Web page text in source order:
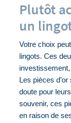
Plutôt
un
Votre choix
lingots. Ces
Les pièces
doute pour
souvenir, ces
en raison de